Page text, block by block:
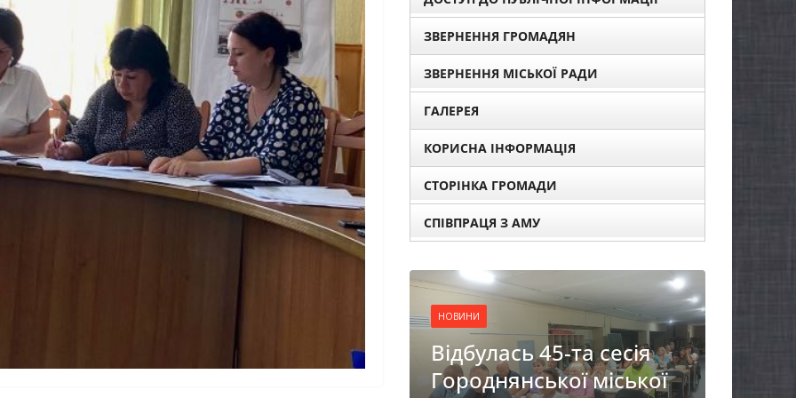
ЗВЕРНЕННЯ ГРОМАДЯН
ЗВЕРНЕННЯ МІСЬКОЇ РАДИ
ГАЛЕРЕЯ
КОРИСНА ІНФОРМАЦІЯ
СТОРІНКА ГРОМАДИ
СПІВПРАЦЯ З АМУ
Відбулась 45-та сесія
НОВИНИ
Фахівці із супроводу
ветеранів війни та